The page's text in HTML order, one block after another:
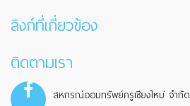
ลิงก์ที่เกี่ยวข้อง
ติดตามเรา
สหกรณ์ออมทรัพย์ครูเชียงใหม่ จำกัด